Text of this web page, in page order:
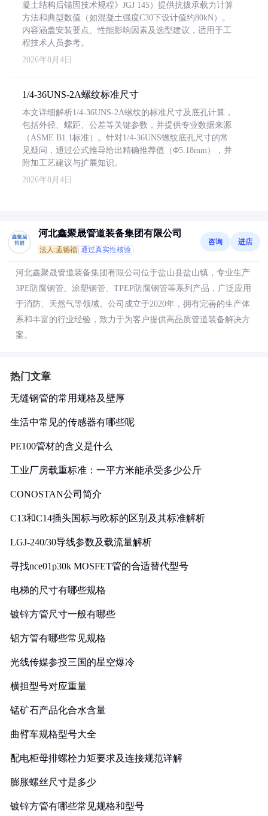
凝土结构后锚固技术规程》JGJ 145）提供抗拔承载力计算
方法和典型数值（如混凝土强度C30下设计值约80kN）。
内容涵盖安装要点、性能影响因素及选型建议，适用于工
程技术人员参考。
2026年8月4日
1/4-36UNS-2A螺纹标准尺寸
本文详细解析1/4-36UNS-2A螺纹的标准尺寸及底孔计算，
包括外径、螺距、公差等关键参数，并提供专业数据来源
（ASME B1.1标准）。针对1/4-36UNS螺纹底孔尺寸的常
见疑问，通过公式推导给出精确推荐值（Φ5.18mm），并
附加工艺建议与扩展知识。
2026年8月4日
河北鑫聚晟管道装备集团有限公司
法人:孟德福 通过真实性核验
咨询 进店
河北鑫聚晟管道装备集团有限公司位于盐山县盐山镇，专业生产
3PE防腐钢管、涂塑钢管、TPEP防腐钢管等系列产品，广泛应用
于消防、天然气等领域。公司成立于2020年，拥有完善的生产体
系和丰富的行业经验，致力于为客户提供高品质管道装备解决方
案。
热门文章
无缝钢管的常用规格及壁厚
生活中常见的传感器有哪些呢
PE100管材的含义是什么
工业厂房载重标准：一平方米能承受多少公斤
CONOSTAN公司简介
C13和C14插头国标与欧标的区别及其标准解析
LGJ-240/30导线参数及载流量解析
寻找nce01p30k MOSFET管的合适替代型号
电梯的尺寸有哪些规格
镀锌方管尺寸一般有哪些
铝方管有哪些常见规格
光线传媒参投三国的星空爆冷
横担型号对应重量
锰矿石产品化合水含量
曲臂车规格型号大全
配电柜母排螺栓力矩要求及连接规范详解
膨胀螺丝尺寸是多少
镀锌方管有哪些常见规格和型号